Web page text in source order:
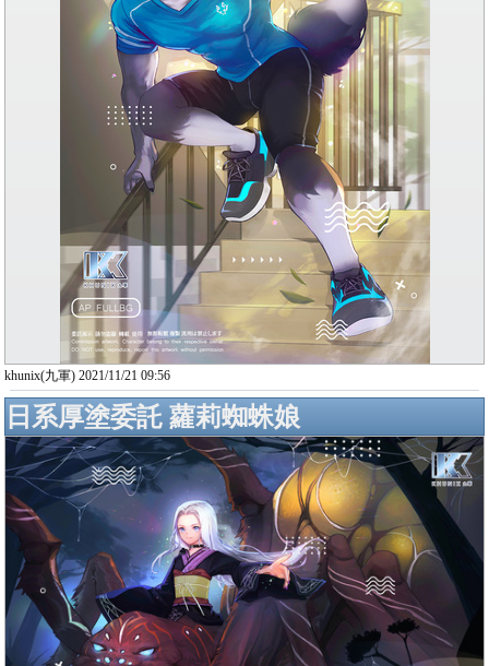
khunix(九軍) 2021/11/21 09:56
日系厚塗委託 蘿莉蜘蛛娘